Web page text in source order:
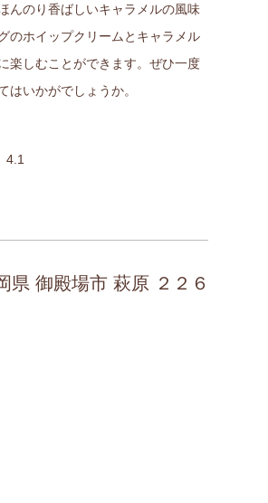
んのり香ばしいキャラメルの風味
のホイップクリームとキャラメル
楽しむことができます。ぜひ一度
はいかがでしょうか。
4.1
県 御殿場市 萩原 ２２６